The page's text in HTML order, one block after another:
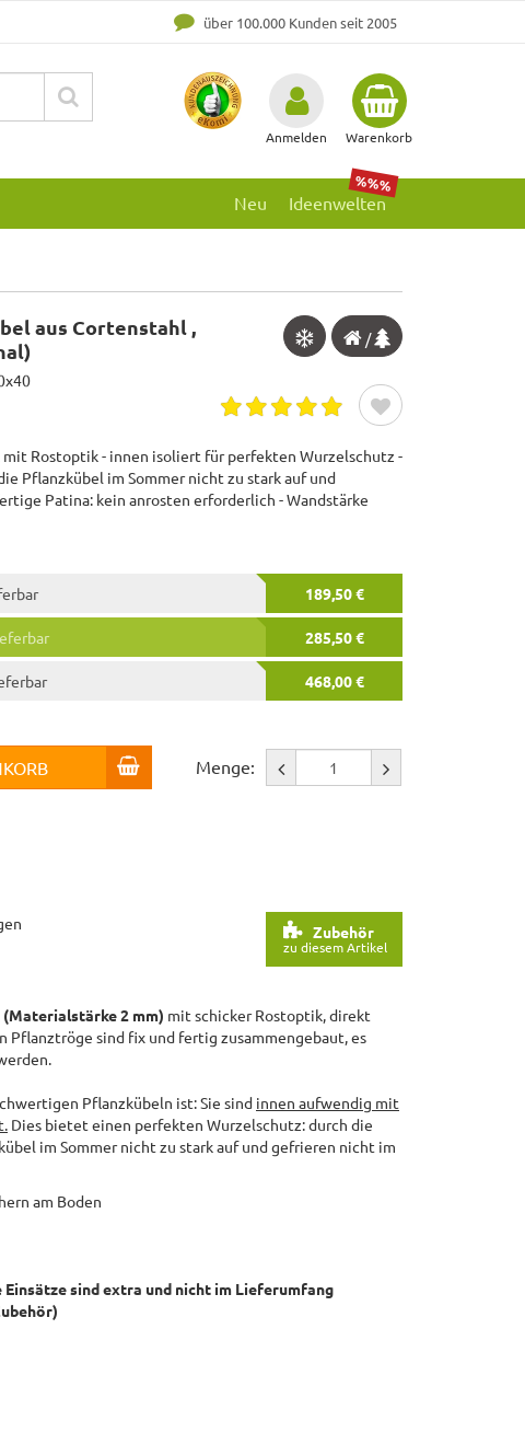
über 100.000 Kunden seit 2005
Anmelden Warenkorb
Ideenwelten
%%%
Neu
aus Cortenstahl ,
/
mit Rostoptik - innen isoliert für perfekten Wurzelschutz -
Pflanzkübel im Sommer nicht zu stark auf und
Patina: kein anrosten erforderlich - Wandstärke
189,50 €
285,50 €
468,00 €
Menge:
Zubehör
zu diesem Artikel
(Materialstärke 2 mm) mit schicker Rostoptik, direkt
Pflanztröge sind fix und fertig zusammengebaut, es
Pflanzkübeln ist: Sie sind innen aufwendig mit
Dies bietet einen perfekten Wurzelschutz: durch die
im Sommer nicht zu stark auf und gefrieren nicht im
am Boden
Einsätze sind extra und nicht im Lieferumfang